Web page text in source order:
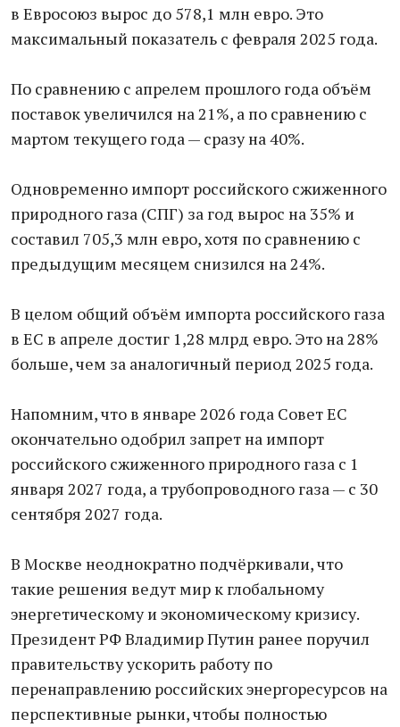
в Евросоюз вырос до 578,1 млн евро. Это
максимальный показатель с февраля 2025 года.
По сравнению с апрелем прошлого года объём
поставок увеличился на 21%, а по сравнению с
мартом текущего года — сразу на 40%.
Одновременно импорт российского сжиженного
природного газа (СПГ) за год вырос на 35% и
составил 705,3 млн евро, хотя по сравнению с
предыдущим месяцем снизился на 24%.
В целом общий объём импорта российского газа
в ЕС в апреле достиг 1,28 млрд евро. Это на 28%
больше, чем за аналогичный период 2025 года.
Напомним, что в январе 2026 года Совет ЕС
окончательно одобрил запрет на импорт
российского сжиженного природного газа с 1
января 2027 года, а трубопроводного газа — с 30
сентября 2027 года.
В Москве неоднократно подчёркивали, что
такие решения ведут мир к глобальному
энергетическому и экономическому кризису.
Президент РФ Владимир Путин ранее поручил
правительству ускорить работу по
перенаправлению российских энергоресурсов на
перспективные рынки, чтобы полностью